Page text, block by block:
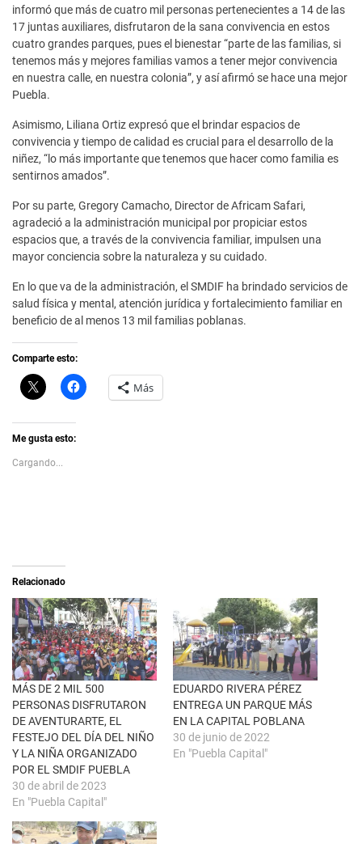
informó que más de cuatro mil personas pertenecientes a 14 de las
17 juntas auxiliares, disfrutaron de la sana convivencia en estos
cuatro grandes parques, pues el bienestar “parte de las familias, si
tenemos más y mejores familias vamos a tener mejor convivencia
en nuestra calle, en nuestra colonia”, y así afirmó se hace una mejor
Puebla.
Asimismo, Liliana Ortiz expresó que el brindar espacios de
convivencia y tiempo de calidad es crucial para el desarrollo de la
niñez, “lo más importante que tenemos que hacer como familia es
sentirnos amados”.
Por su parte, Gregory Camacho, Director de Africam Safari,
agradeció a la administración municipal por propiciar estos
espacios que, a través de la convivencia familiar, impulsen una
mayor conciencia sobre la naturaleza y su cuidado.
En lo que va de la administración, el SMDIF ha brindado servicios de
salud física y mental, atención jurídica y fortalecimiento familiar en
beneficio de al menos 13 mil familias poblanas.
Comparte esto:
C
l
k
t
s
h
e
b
r
e
e
n
u
n
a
v
e
n
t
a
n
a
n
u
e
v
a
)
H
a
e
n
F
a
c
e
b
o
o
k
(
S
e
a
b
r
e
e
n
u
n
v
e
Más
Me gusta esto:
Cargando...
Relacionado
MÁS DE 2 MIL 500
PERSONAS DISFRUTARON
DE AVENTURARTE, EL
FESTEJO DEL DÍA DEL NIÑO
Y LA NIÑA ORGANIZADO
POR EL SMDIF PUEBLA
30 de abril de 2023
En "Puebla Capital"
EDUARDO RIVERA PÉREZ
ENTREGA UN PARQUE MÁS
EN LA CAPITAL POBLANA
30 de junio de 2022
En "Puebla Capital"